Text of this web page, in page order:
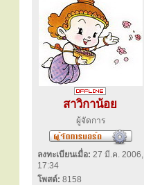
สาวิกาน้อย
ผู้จัดการ
ลงทะเบียนเมื่อ: 27 มี.ค. 2006,
17:34
โพสต์: 8158